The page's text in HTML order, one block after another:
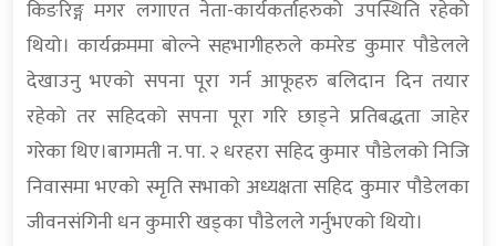
किङरिङ्ग मगर लगाएत नेता-कार्यकर्ताहरुको उपस्थिति रहेको
थियो। कार्यक्रममा बाेल्ने सहभागीहरुले कमरेड कुमार पौडेलले
देखाउनु भएको सपना पूरा गर्न आफूहरु बलिदान दिन तयार
रहेको तर सहिदको सपना पूरा गरि छाड्ने प्रतिबद्धता जाहेर
गरेका थिए।बागमती न. पा. २ धरहरा सहिद कुमार पौडेलको निजि
निवासमा भएको स्मृति सभाको अध्यक्षता सहिद कुमार पौडेलका
जीवनसंगिनी धन कुमारी खड्का पौडेलले गर्नुभएको थियो।